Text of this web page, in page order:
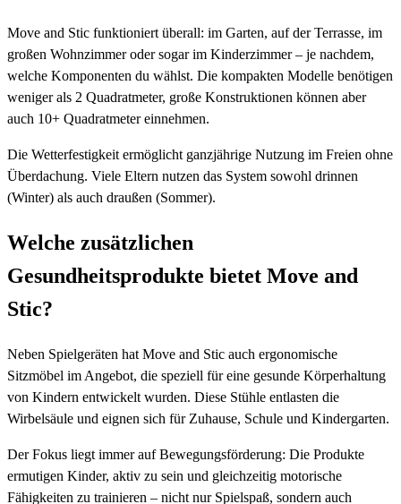
Move and Stic funktioniert überall: im Garten, auf der Terrasse, im
großen Wohnzimmer oder sogar im Kinderzimmer – je nachdem,
welche Komponenten du wählst. Die kompakten Modelle benötigen
weniger als 2 Quadratmeter, große Konstruktionen können aber
auch 10+ Quadratmeter einnehmen.
Die Wetterfestigkeit ermöglicht ganzjährige Nutzung im Freien ohne
Überdachung. Viele Eltern nutzen das System sowohl drinnen
(Winter) als auch draußen (Sommer).
Welche zusätzlichen
Gesundheitsprodukte bietet Move and
Stic?
Neben Spielgeräten hat Move and Stic auch ergonomische
Sitzmöbel im Angebot, die speziell für eine gesunde Körperhaltung
von Kindern entwickelt wurden. Diese Stühle entlasten die
Wirbelsäule und eignen sich für Zuhause, Schule und Kindergarten.
Der Fokus liegt immer auf Bewegungsförderung: Die Produkte
ermutigen Kinder, aktiv zu sein und gleichzeitig motorische
Fähigkeiten zu trainieren – nicht nur Spielspaß, sondern auch